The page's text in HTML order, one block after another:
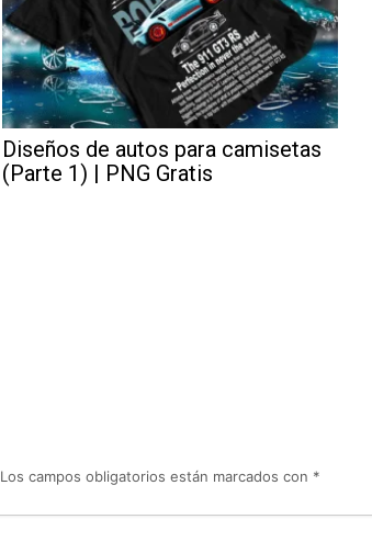
Diseños de autos para camisetas
(Parte 1) | PNG Gratis
Los campos obligatorios están marcados con *